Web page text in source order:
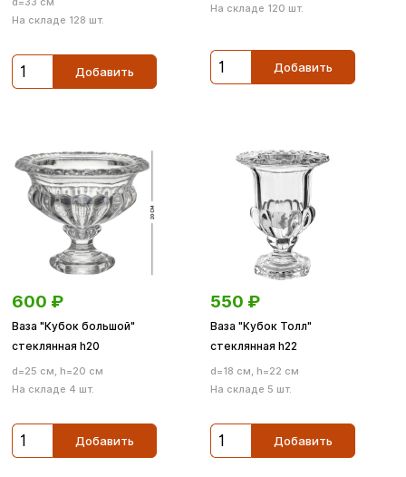
На складе 128 шт.
Добавить
На складе 120 шт.
Добавить
600 ₽
Ваза "Кубок большой"
стеклянная h20
d=25 см, h=20 см
На складе 4 шт.
Добавить
550 ₽
Ваза "Кубок Толл"
стеклянная h22
d=18 см, h=22 см
На складе 5 шт.
Добавить